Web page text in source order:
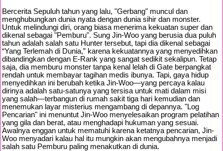
Bercerita Sepuluh tahun yang lalu, "Gerbang" muncul dan
menghubungkan dunia nyata dengan dunia sihir dan monster.
Untuk melindungi diri, orang biasa menerima kekuatan super dan
dikenal sebagai "Pemburu". Sung Jin-Woo yang berusia dua puluh
tahun adalah salah satu Hunter tersebut, tapi dia dikenal sebagai
“Yang Terlemah di Dunia,” karena kekuatannya yang menyedihkan
dibandingkan dengan E-Rank yang sangat sedikit sekalipun. Tetap
saja, dia memburu monster tanpa kenal lelah di Gate berpangkat
rendah untuk membayar tagihan medis ibunya. Tapi, gaya hidup
menyedihkan ini berubah ketika Jin-Woo—yang percaya kalau
dirinya adalah satu-satunya yang tersisa untuk mati dalam misi
yang salah—terbangun di rumah sakit tiga hari kemudian dan
menemukan layar misterius mengambang di depannya. "Log
Pencarian" ini menuntut Jin-Woo menyelesaikan program pelatihan
yang gila dan berat, atau menghadapi hukuman yang sesuai.
Awalnya enggan untuk mematuhi karena ketatnya pencarian, Jin-
Woo menyadari kalau hal itu mungkin akan mengubahnya menjadi
salah satu Pemburu paling menakutkan di dunia.